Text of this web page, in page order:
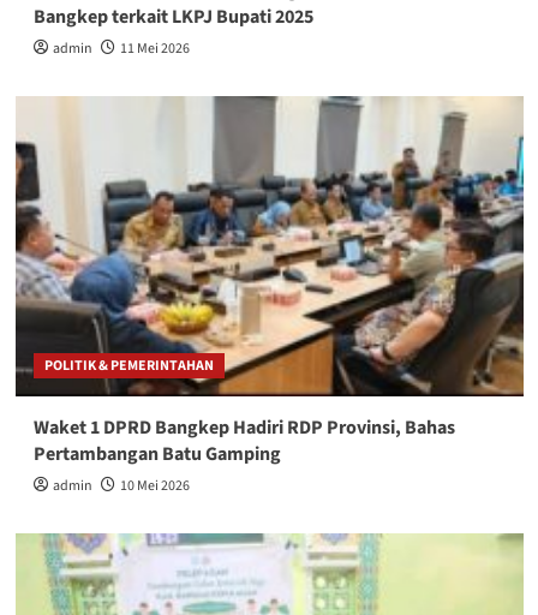
Bangkep terkait LKPJ Bupati 2025
admin 11 Mei 2026
POLITIK & PEMERINTAHAN
Waket 1 DPRD Bangkep Hadiri RDP Provinsi, Bahas
Pertambangan Batu Gamping
admin 10 Mei 2026